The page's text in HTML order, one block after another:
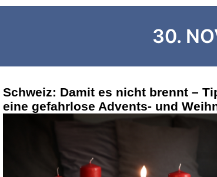
30.
Schweiz: Damit es nicht brennt –
eine gefahrlose Advents- und